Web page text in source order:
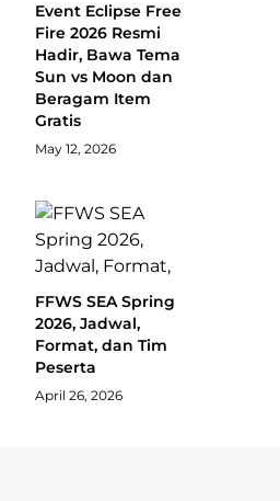
Event Eclipse Free
Fire 2026 Resmi
Hadir, Bawa Tema
Sun vs Moon dan
Beragam Item
Gratis
May 12, 2026
FFWS SEA Spring
2026, Jadwal,
Format, dan Tim
Peserta
April 26, 2026